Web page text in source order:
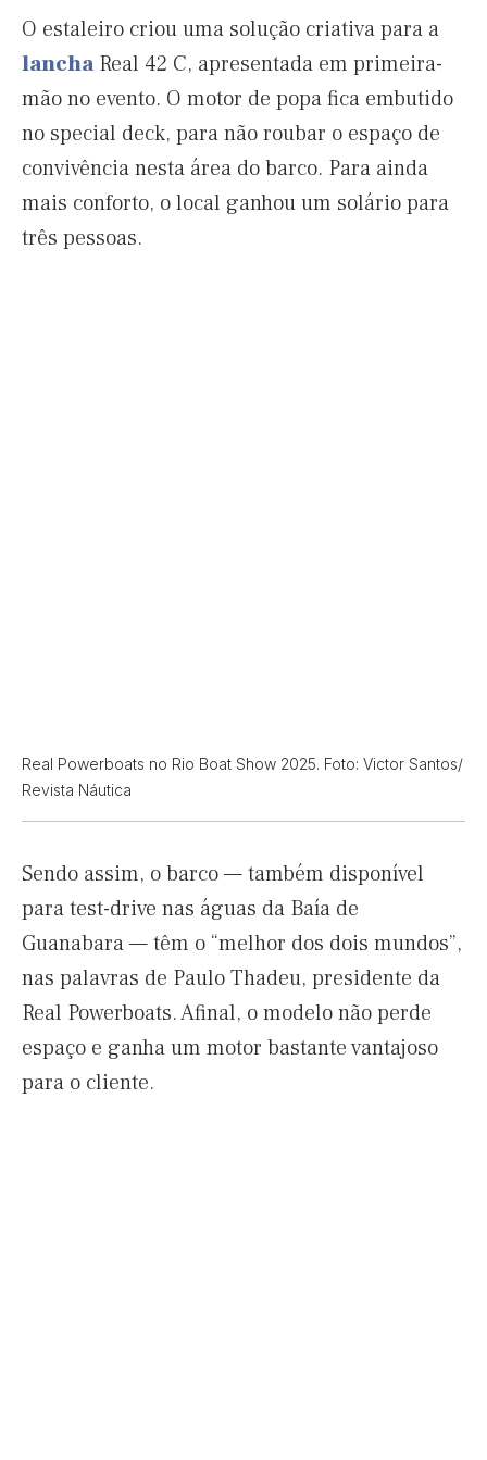
O estaleiro criou uma solução criativa para a
lanchaReal 42 C, apresentada em primeira-
mão no evento. O motor de popa fica embutido
no special deck, para não roubar o espaço de
convivência nesta área do barco. Para ainda
mais conforto, o local ganhou um solário para
três pessoas.
Real Powerboats no Rio Boat Show 2025. Foto: Victor Santos/
Revista Náutica
Sendo assim, o barco — também disponível
para test-drive nas águas da Baía de
Guanabara — têm o “melhor dos dois mundos”,
nas palavras de Paulo Thadeu, presidente da
Real Powerboats. Afinal, o modelo não perde
espaço e ganha um motor bastante vantajoso
para o cliente.